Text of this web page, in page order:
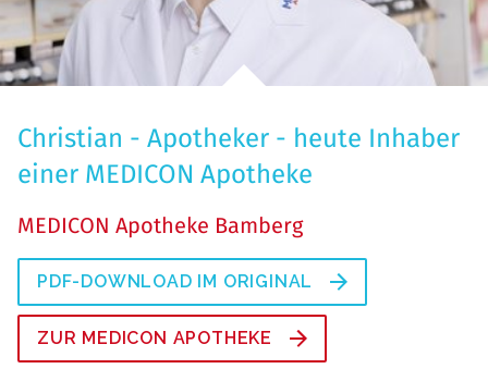
Christian - Apotheker - heute Inhaber
einer MEDICON Apotheke
MEDICON Apotheke Bamberg
PDF-DOWNLOAD IM ORIGINAL
ZUR MEDICON APOTHEKE